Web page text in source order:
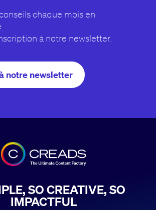
chaque mois en
à notre newsletter.
notre newsletter
SO CREATIVE, SO
IMPACTFUL